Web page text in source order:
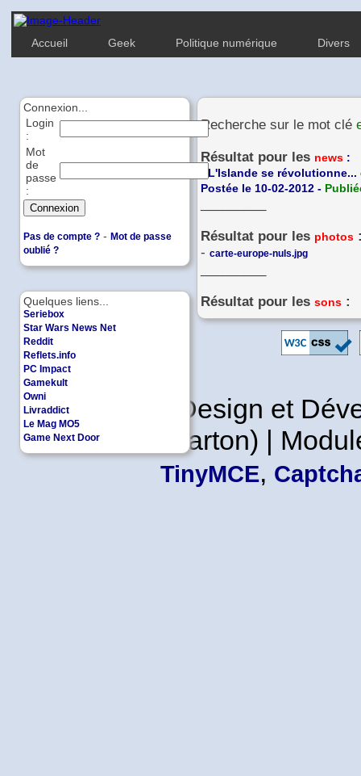
Accueil Geek Politique numérique Divers
Quelques liens...
Seriebox
Star Wars News Net
Reddit
Reflets.info
PC Impact
Gamekult
Owni
Livraddict
Le Mag MO5
Game Next Door
Connexion...
Login
:
Mot
de
passe
:
Pas de compte ? - Mot de passe
oublié ?
Recherche sur le mot clé
Résultat pour les news :
L'Islande se
Postée le 10-02-2012 -
Résultat pour les photos
- carte-europe-nuls.jpg
Résultat pour les sons :
Copyleft | Design et
Leader en Carton) |
TinyMCE,